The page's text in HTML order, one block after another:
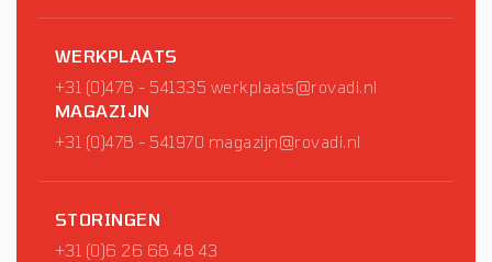
WERKPLAATS
+31 (0)478 - 541335 werkplaats@rovadi.nl
MAGAZIJN
+31 (0)478 - 541970 magazijn@rovadi.nl
STORINGEN
+31 (0)6 26 68 48 43